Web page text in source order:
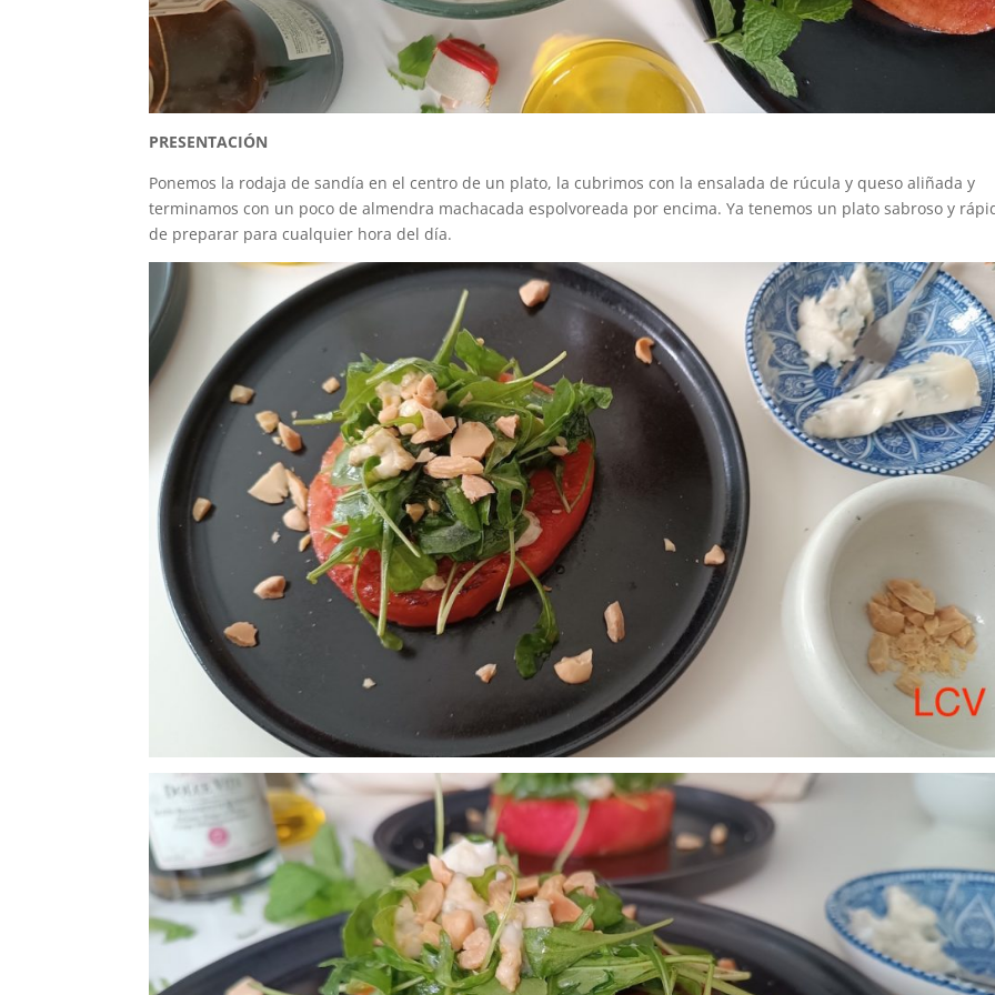
PRESENTACIÓN
Ponemos la rodaja de sandía en el centro de un plato, la cubrimos con la ensalada de rúcula y queso aliñada y
terminamos con un poco de almendra machacada espolvoreada por encima. Ya tenemos un plato sabroso y
de preparar para cualquier hora del día.